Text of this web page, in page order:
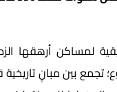
لمساكن أرهقها
بين مبانٍ تاريخية